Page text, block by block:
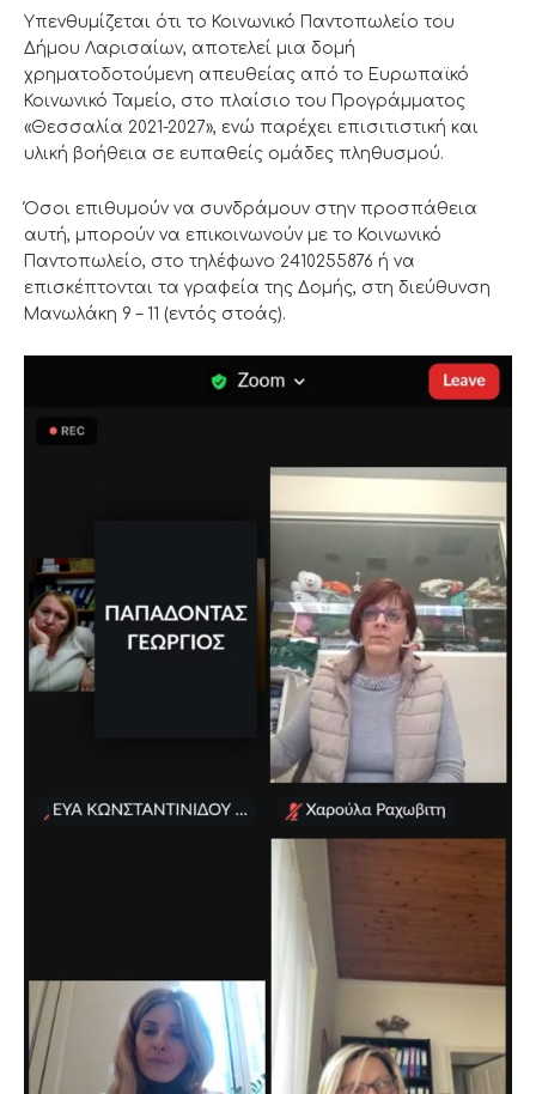
Υπενθυμίζεται ότι το Κοινωνικό Παντοπωλείο του
Δήμου Λαρισαίων, αποτελεί μια δομή
χρηματοδοτούμενη απευθείας από το Ευρωπαϊκό
Κοινωνικό Ταμείο, στο πλαίσιο του Προγράμματος
«Θεσσαλία 2021-2027», ενώ παρέχει επισιτιστική και
υλική βοήθεια σε ευπαθείς ομάδες πληθυσμού.
Όσοι επιθυμούν να συνδράμουν στην προσπάθεια
αυτή, μπορούν να επικοινωνούν με το Κοινωνικό
Παντοπωλείο, στο τηλέφωνο 2410255876 ή να
επισκέπτονται τα γραφεία της Δομής, στη διεύθυνση
Μανωλάκη 9 – 11 (εντός στοάς).